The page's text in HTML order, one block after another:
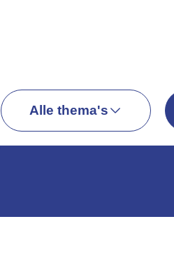
Alle thema's